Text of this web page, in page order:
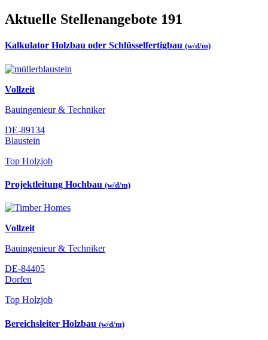
Aktuelle Stellenangebote 191
Kalkulator Holzbau oder Schlüsselfertigbau (w/d/m)
Vollzeit
Bauingenieur & Techniker
DE-89134
Blaustein
Top Holzjob
Projektleitung Hochbau (w/d/m)
Vollzeit
Bauingenieur & Techniker
DE-84405
Dorfen
Top Holzjob
Bereichsleiter Holzbau (w/d/m)